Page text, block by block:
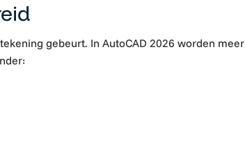
gebeurt. In AutoCAD 2026 worden meer